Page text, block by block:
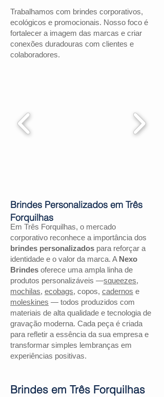
Trabalhamos com brindes corporativos,
ecológicos e promocionais. Nosso foco é
fortalecer a imagem das marcas e criar
conexões duradouras com clientes e
colaboradores.
Em Três Forquilhas, o mercado
corporativo reconhece a importância dos
brindes personalizados para reforçar a
identidade e o valor da marca. A Nexo
Brindes oferece uma ampla linha de
produtos personalizáveis —squeezes,
mochilas, ecobags, copos, cadernos e
moleskines — todos produzidos com
materiais de alta qualidade e tecnologia de
gravação moderna. Cada peça é criada
para refletir a essência da sua empresa e
transformar simples lembranças em
experiências positivas.
Brindes Personalizados em Três
Forquilhas
Brindes em Três Forquilhas